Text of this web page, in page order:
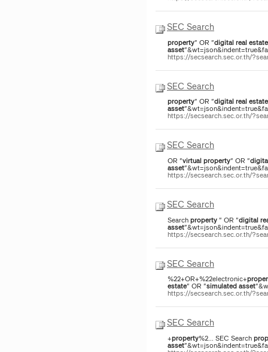
SEC Search
property" OR "digitalrealestate
asset
https://secsearch.sec.or.th/
SEC Search
property" OR "digitalrealestate
asset
https://secsearch.sec.or.th/
SEC Search
OR "virtualproperty" OR "
asset
https://secsearch.sec.or.th/
SEC Search
Searchproperty" OR "digital
asset
https://secsearch.sec.or.th/
SEC Search
%22+OR+%22electronic+
estate" OR "simulatedasset
https://secsearch.sec.or.th/
SEC Search
+property%2... SEC Search
asset